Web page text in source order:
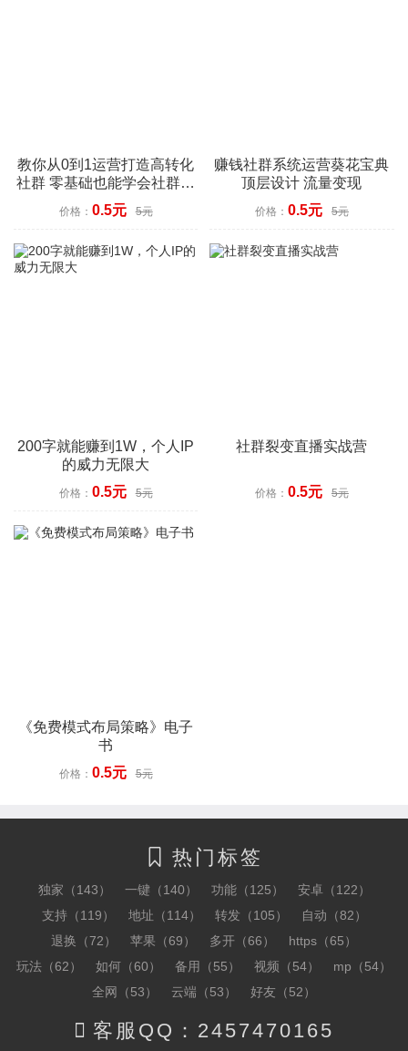
教你从0到1运营打造高转化
社群 零基础也能学会社群运
营
价格： 0.5元 5元
赚钱社群系统运营葵花宝典
顶层设计 流量变现
价格： 0.5元 5元
200字就能赚到1W，个人IP
的威力无限大
价格： 0.5元 5元
社群裂变直播实战营
价格： 0.5元 5元
《免费模式布局策略》电子
书
价格： 0.5元 5元
 热门标签
独家（143） 一键（140） 功能（125）
安卓（122）
支持（119）
地址（114） 转发（105）
自动（82）
退换（72）
苹果（69） 多开（66）
https（65）
玩法（62）
如何（60） 备用（55） 视频（54）
mp（54）
全网（53）
云端（53） 好友（52）
 客服QQ：2457470165